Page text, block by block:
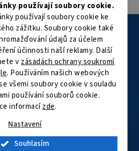
používají soubory cookie.
používají soubory cookie ke
zážitku. Soubory cookie také
údajů za účelem
účinnosti naší reklamy. Další
v zásadách ochrany soukromí
. Používáním našich webových
všemi soubory cookie v souladu
používání souborů cookie.
informacízde.
Nastavení
Souhlasím